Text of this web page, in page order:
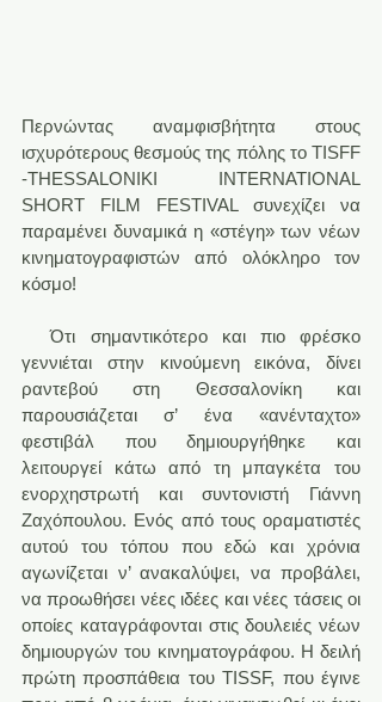
Περνώντας αναμφισβήτητα στους
ισχυρότερους θεσμούς της πόλης το TISFF
-THESSALONIKI INTERNATIONAL
SHORT FILM FESTIVAL συνεχίζει να
παραμένει δυναμικά η «στέγη» των νέων
κινηματογραφιστών από ολόκληρο τον
κόσμο!
  Ότι σημαντικότερο και πιο φρέσκο
γεννιέται στην κινούμενη εικόνα, δίνει
ραντεβού στη Θεσσαλονίκη και
παρουσιάζεται σ’ ένα «ανένταχτο»
φεστιβάλ που δημιουργήθηκε και
λειτουργεί κάτω από τη μπαγκέτα του
ενορχηστρωτή και συντονιστή Γιάννη
Ζαχόπουλου. Ενός από τους οραματιστές
αυτού του τόπου που εδώ και χρόνια
αγωνίζεται ν’ ανακαλύψει, να προβάλει,
να προωθήσει νέες ιδέες και νέες τάσεις οι
οποίες καταγράφονται στις δουλειές νέων
δημιουργών του κινηματογράφου. Η δειλή
πρώτη προσπάθεια του TISSF, που έγινε